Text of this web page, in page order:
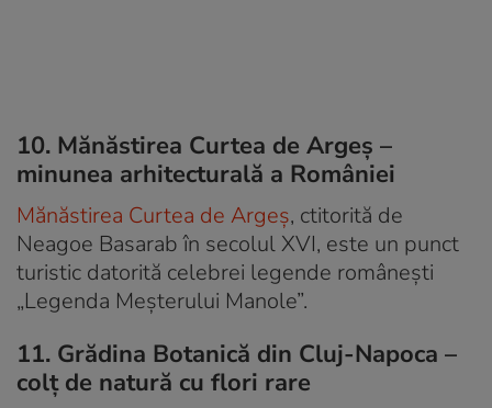
10. Mănăstirea Curtea de Argeș –
minunea arhitecturală a României
Mănăstirea Curtea de Argeș, ctitorită de
Neagoe Basarab în secolul XVI, este un punct
turistic datorită celebrei legende românești
„Legenda Meșterului Manole”.
11. Grădina Botanică din Cluj-Napoca –
colț de natură cu flori rare